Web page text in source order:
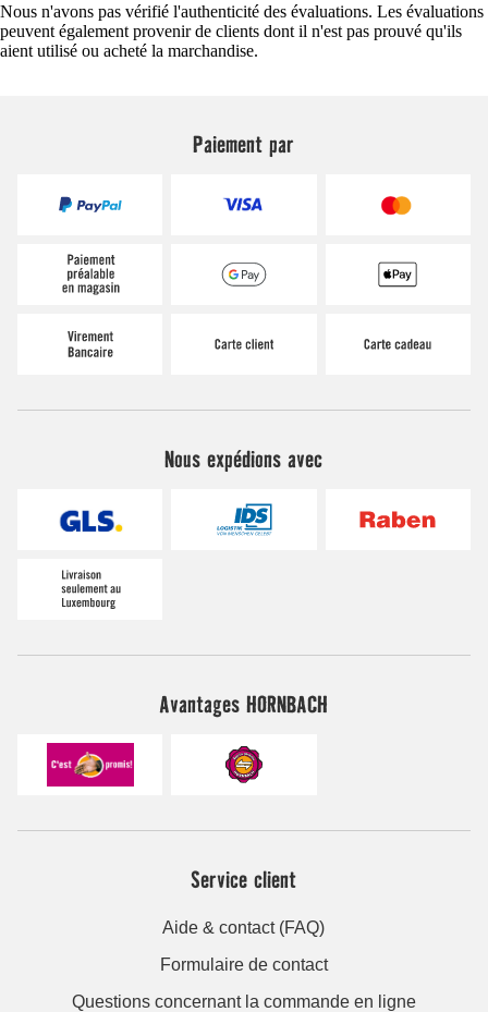
Nous n'avons pas vérifié l'authenticité des évaluations. Les évaluations
peuvent également provenir de clients dont il n'est pas prouvé qu'ils
aient utilisé ou acheté la marchandise.
Paiement par
Nous expédions avec
Avantages HORNBACH
Service client
Aide & contact (FAQ)
Formulaire de contact
Questions concernant la commande en ligne